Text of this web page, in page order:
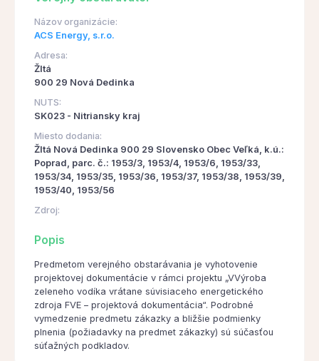
Názov organizácie:
ACS Energy, s.r.o.
Adresa:
Žltá
900 29 Nová Dedinka
NUTS:
SK023 - Nitriansky kraj
Miesto dodania:
Žltá Nová Dedinka 900 29 Slovensko Obec Veľká, k.ú.:
Poprad, parc. č.: 1953/3, 1953/4, 1953/6, 1953/33,
1953/34, 1953/35, 1953/36, 1953/37, 1953/38, 1953/39,
1953/40, 1953/56
Zdroj:
Popis
Predmetom verejného obstarávania je vyhotovenie
projektovej dokumentácie v rámci projektu „VVýroba
zeleneho vodíka vrátane súvisiaceho energetického
zdroja FVE – projektová dokumentácia“. Podrobné
vymedzenie predmetu zákazky a bližšie podmienky
plnenia (požiadavky na predmet zákazky) sú súčasťou
súťažných podkladov.